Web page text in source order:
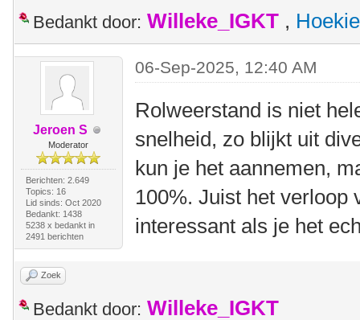
Bedankt door: Willeke_IGKT , Hoekie
Jeroen S
Moderator
Berichten: 2.649
Topics: 16
Lid sinds: Oct 2020
Bedankt: 1438
5238 x bedankt in
2491 berichten
06-Sep-2025, 12:40 AM
Rolweerstand is niet
snelheid, zo blijkt uit
kun je het aannemen,
100%. Juist het verloop
interessant als je het
Zoek
Bedankt door: Willeke_IGKT